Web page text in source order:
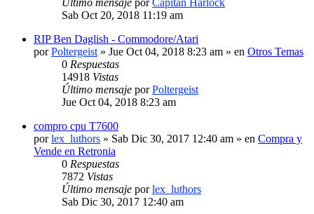
Sab Oct 20, 2018 11:19 am
RIP Ben Daglish - Commodore/Atari
porPoltergeist » Jue Oct 04, 2018 8:23 am » en Otros Temas
0 Respuestas
14918 Vistas
Último mensaje porPoltergeist
Jue Oct 04, 2018 8:23 am
compro cpu T7600
porlex_luthors » Sab Dic 30, 2017 12:40 am » en Compra y
Vende en Retronia
0 Respuestas
7872 Vistas
Último mensaje porlex_luthors
Sab Dic 30, 2017 12:40 am